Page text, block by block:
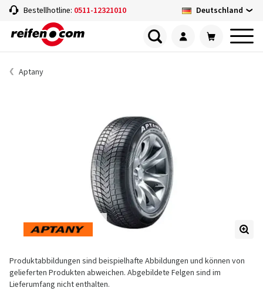
Bestellhotline: 0511-12321010 Deutschland
Aptany
Produktabbildungen sind beispielhafte Abbildungen und können von
gelieferten Produkten abweichen. Abgebildete Felgen sind im
Lieferumfang nicht enthalten.